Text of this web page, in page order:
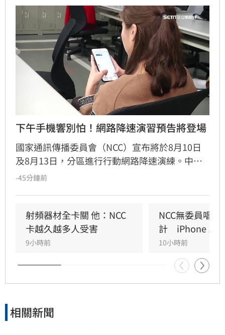
下午手機響別怕！網路降速演習預告將登場
國家通訊傳播委員會（NCC）宣布將於8月10日
及8月13日，分區進行行動網路降速演練。中部
地區將於10日下午2時30分至3時實施，北部則於
NCC提醒，到時候可別嚇到了！
-45分鐘前
射頻器材全卡關 他：NCC
卡越久越多人受害
9小時前
NCC無委員唱獨
計　iPhone 18
10小時前
相關新聞